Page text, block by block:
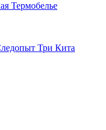
Термобелье
Три Кита